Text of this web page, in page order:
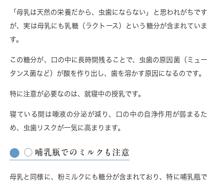
「母乳は天然の栄養だから、虫歯にならない」と思われがちです
が、実は母乳にも 乳糖（ラクトース）という糖分が含まれていま
す。
この糖分が、口の中に長時間残ることで、虫歯の原因菌（ミュー
タンス菌など）が酸を作り出し、歯を溶かす原因になるのです。
特に注意が必要なのは、 就寝中の授乳です。
寝ている間は唾液の分泌が減り、口の中の自浄作用が弱まるた
め、虫歯リスクが一気に高まります。
◯ 哺乳瓶でのミルクも注意
母乳と同様に、粉ミルクにも糖分が含まれており、特に 哺乳瓶で